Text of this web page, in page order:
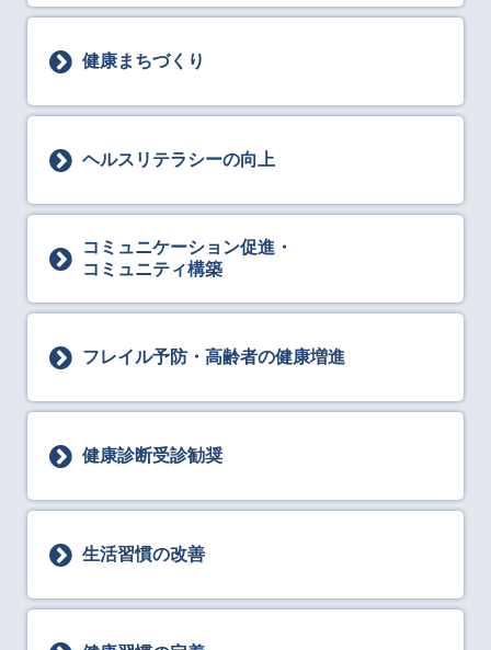
健康まちづくり
ヘルスリテラシーの向上
コミュニケーション促進・
コミュニティ構築
フレイル予防・高齢者の健康増進
健康診断受診勧奨
生活習慣の改善